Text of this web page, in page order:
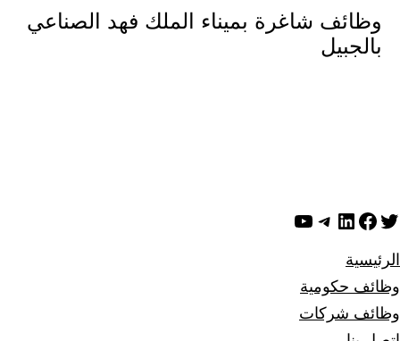
وظائف شاغرة بميناء الملك فهد الصناعي
بالجبيل
تويترفيسبوك
لينكد إن تيليجرام
يوتيوب
الرئيسية
وظائف حكومية
وظائف شركات